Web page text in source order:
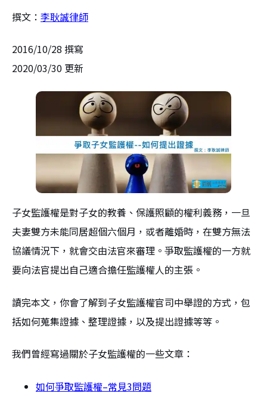
撰文： 李耿誠律師
2016/10/28 撰寫
2020/03/30 更新
子女監護權是對子女的教養、保護照顧的權利義務，一旦
夫妻雙方未能同居超個六個月，或者離婚時，在雙方無法
協議情況下，就會交由法官來審理。爭取監護權的一方就
要向法官提出自己適合擔任監護權人的主張。
讀完本文，你會了解到子女監護權官司中舉證的方式，包
括如何蒐集證據、整理證據，以及提出證據等等。
我們曾經寫過關於子女監護權的一些文章：
如何爭取監護權–常見3問題